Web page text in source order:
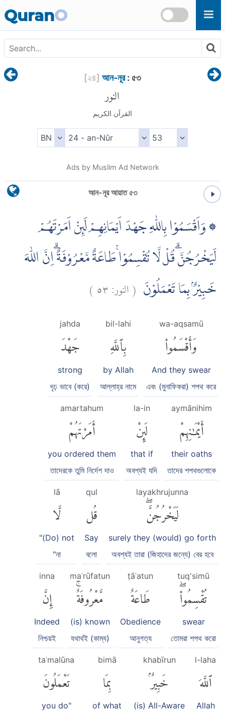
QuranO
[২৪] আন-নূর: ৫৩
النور
القرآن الكريم
Ads by Muslim Ad Network
আন-নূর আয়াত ৫৩
۞ وَاَقْسَمُوْا بِاللّٰهِ جَهْدَ اَيْمَانِهِمْ لَىِٕنْ اَمَرْتَهُمْ
لَيَخْرُجُنَّۗ قُلْ لَّا تُقْسِمُوْاۚ طَاعَةٌ مَّعْرُوْفَةٌ ۗاِنَّ اللّٰهَ
خَبِيْرٌۢ بِمَا تَعْمَلُوْنَ (النور:٥٣)
wa-aqsamū
وَأَقْسَمُوا۟
And they swear
এবং (মুনাফিকরা) শপথ করে
bil-lahi
بِٱللَّهِ
by Allah
আল্লাহ্‌র নামে
jahda
جَهْدَ
strong
দৃঢ় ভাবে (করে)
aymānihim
أَيْمَٰنِهِمْ
their oaths
তাদের শপথগুলোকে
la-in
لَئِنْ
that if
অবশ্যই যদি
amartahum
أَمَرْتَهُمْ
you ordered them
তাদেরকে তুমি নির্দেশ দাও
layakhrujunna
لَيَخْرُجُنَّۖ
surely they (would) go forth
অবশ্যই তারা (জিহাদের জন্যে) বের হবে
qul
قُل
Say
বলো
lā
لَّا
"(Do) not
"না
tuq'simū
تُقْسِمُوا۟ۖ
swear
তোমরা শপথ করো
ṭāʿatun
طَاعَةٌ
Obedience
আনুগত্য
maʿrūfatun
مَّعْرُوفَةٌۚ
(is) known
যথার্থই (কাম্য)
inna
إِنَّ
Indeed
নিশ্চয়ই
l-laha
ٱللَّهَ
Allah
khabīrun
خَبِيرٌۢ
(is) All-Aware
bimā
بِمَا
of what
taʿmalūna
تَعْمَلُونَ
you do"